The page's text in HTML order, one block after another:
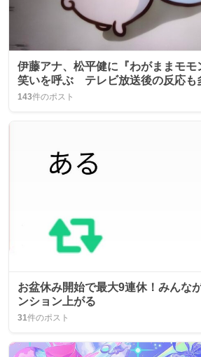
伊藤アナ、松平健に『わがままモモ
笑いを呼ぶ テレビ放送後の反応も
143件のポスト
お盆休み開始で最大9連休！みんな
ンション上がる
31件のポスト